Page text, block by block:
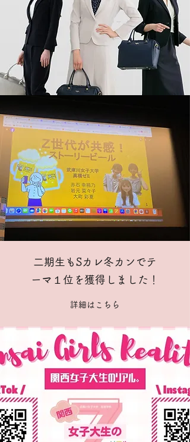
二期生もSカレ冬カンでテ
ーマ１位を獲得しました！
詳細はこちら